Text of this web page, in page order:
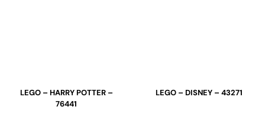
LEGO – HARRY POTTER –
76441
LEGO – DISNEY – 43271